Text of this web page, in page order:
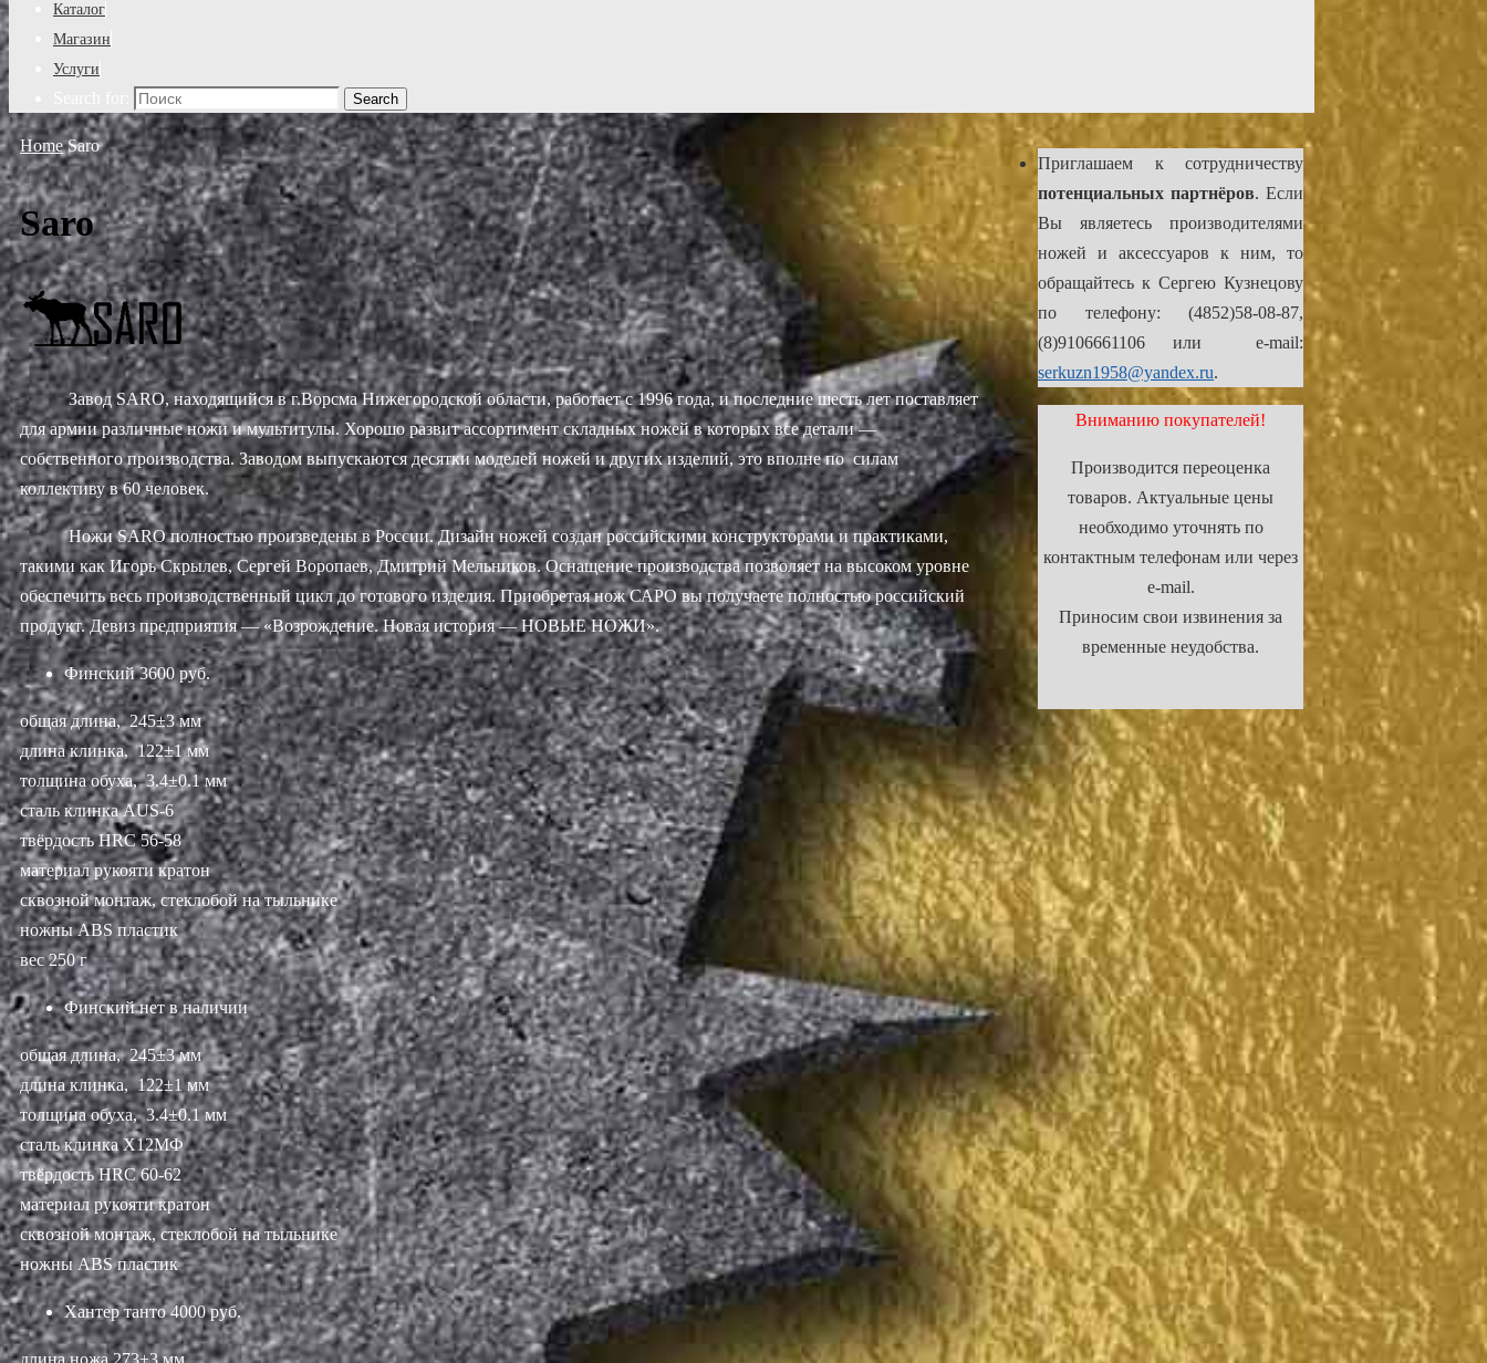
Каталог
Магазин
Услуги
Search
Home Saro
Saro
Завод SARO, находящийся в г.Ворсма Нижегородской области, работает с 1996 года, и последние шесть лет поставляет
для армии различные ножи и мультитулы. Хорошо развит ассортимент складных ножей в которых все детали —
собственного производства. Заводом выпускаются десятки моделей ножей и других изделий, это вполне по силам
коллективу в 60 человек.
Ножи SARO полностью произведены в России. Дизайн ножей создан российскими конструкторами и практиками,
такими как Игорь Скрылев, Сергей Воропаев, Дмитрий Мельников. Оснащение производства позволяет на высоком уровне
обеспечить весь производственный цикл до готового изделия. Приобретая нож САРО вы получаете полностью российский
продукт. Девиз предприятия — «Возрождение. Новая история — НОВЫЕ НОЖИ».
Финский 3600 руб.
общая длина, 245±3 мм
длина клинка, 122±1 мм
толщина обуха, 3.4±0.1 мм
сталь клинка AUS-6
твёрдость HRC 56-58
материал рукояти кратон
сквозной монтаж, стеклобой на тыльнике
ножны ABS пластик
вес 250 г
Финский нет в наличии
общая длина, 245±3 мм
длина клинка, 122±1 мм
толщина обуха, 3.4±0.1 мм
сталь клинка Х12МФ
твёрдость HRC 60-62
материал рукояти кратон
сквозной монтаж, стеклобой на тыльнике
ножны ABS пластик
Хантер танто 4000 руб.
Приглашаем к сотрудничеству
потенциальных партнёров. Если
Вы являетесь производителями
ножей и аксессуаров к ним, то
обращайтесь к Сергею Кузнецову
по телефону: (4852)58-08-87,
(8)9106661106 или e-mail:
serkuzn1958@yandex.ru.
Вниманию покупателей!
Производится переоценка
товаров. Актуальные цены
необходимо уточнять по
контактным телефонам или через
e-mail.
Приносим свои извинения за
временные неудобства.